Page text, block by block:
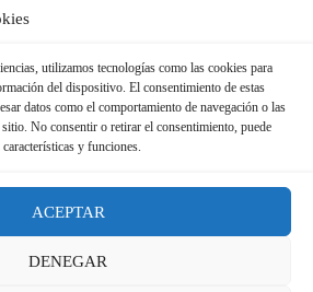
utilizamos tecnologías como las cookies para
del dispositivo. El consentimiento de estas
datos como el comportamiento de navegación o las
No consentir o retirar el consentimiento, puede
y funciones.
ACEPTAR
DENEGAR